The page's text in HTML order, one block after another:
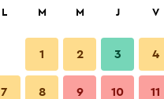
L M M J V
1 2 3 4
7 8 9 10 11